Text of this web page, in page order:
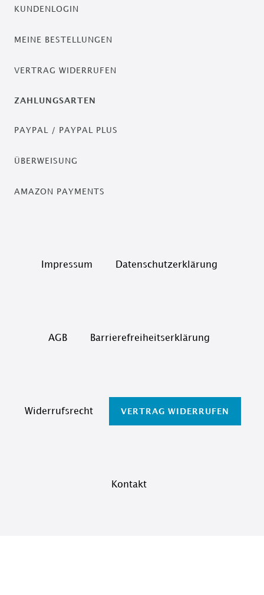
KUNDENLOGIN
MEINE BESTELLUNGEN
VERTRAG WIDERRUFEN
ZAHLUNGSARTEN
PAYPAL / PAYPAL PLUS
ÜBERWEISUNG
AMAZON PAYMENTS
Impressum Daten­schutz­erklärung
AGB Barrierefreiheitserklärung
Widerrufs­recht VERTRAG WIDERRUFEN
Kontakt